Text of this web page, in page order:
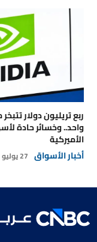
واحد.. وخسائر حادة
الأميركية
أخبار الأسواق 27 يوليو 2026